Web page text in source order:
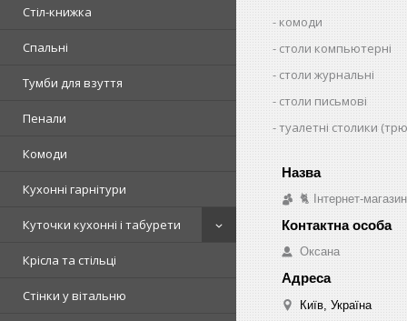
Стіл-книжка
Спальні
Тумби для взуття
Пенали
Комоди
Кухонні гарнітури
Куточки кухонні і табурети
Крісла та стільці
Стінки у вітальню
комоди
столи компьютерні
столи журнальні
столи письмові
туалетні столики
🐈 Інтернет-
Оксана
Київ, Україна